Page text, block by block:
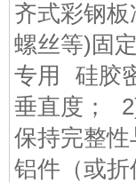
齐式彩钢板
螺丝等) 固
专用
硅胶
垂直度；
保持完整
铝件（或